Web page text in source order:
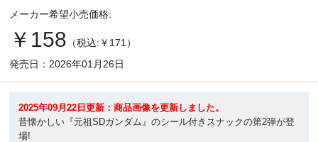
メーカー希望小売価格:
￥158 （税込:￥171）
発売日：2026年01月26日
2025年09月22日更新：商品画像を更新しました。
昔懐かしい『元祖SDガンダム』のシール付きスナックの第2弾が登
場!